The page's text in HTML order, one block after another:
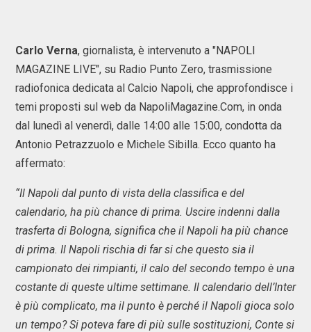
Carlo Verna, giornalista, è intervenuto a "NAPOLI
MAGAZINE LIVE", su Radio Punto Zero, trasmissione
radiofonica dedicata al Calcio Napoli, che approfondisce i
temi proposti sul web da NapoliMagazine.Com, in onda
dal lunedì al venerdì, dalle 14:00 alle 15:00, condotta da
Antonio Petrazzuolo e Michele Sibilla. Ecco quanto ha
affermato:
“Il Napoli dal punto di vista della classifica e del
calendario, ha più chance di prima. Uscire indenni dalla
trasferta di Bologna, significa che il Napoli ha più chance
di prima. Il Napoli rischia di far si che questo sia il
campionato dei rimpianti, il calo del secondo tempo è una
costante di queste ultime settimane. Il calendario dell’Inter
è più complicato, ma il punto è perché il Napoli gioca solo
un tempo? Si poteva fare di più sulle sostituzioni, Conte si